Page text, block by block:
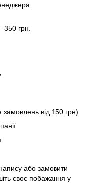
350 грн.
замовлень від 150 грн)
або замовити
своє побажання у